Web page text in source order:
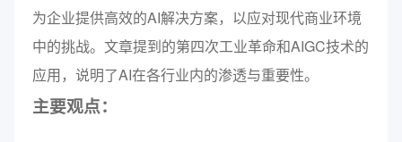
为企业提供高效的AI解决方案，以应对现代商业环境
中的挑战。文章提到的第四次工业革命和AIGC技术的
应用，说明了AI在各行业内的渗透与重要性。
主要观点：